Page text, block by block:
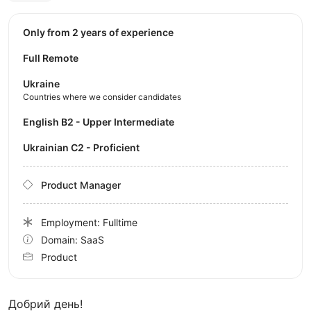
Добрий день!
Only from 2 years of experience
Full Remote
Ukraine
Countries where we consider candidates
English B2 - Upper Intermediate
Ukrainian C2 - Proficient
Product Manager
Employment: Fulltime
Domain: SaaS
Product